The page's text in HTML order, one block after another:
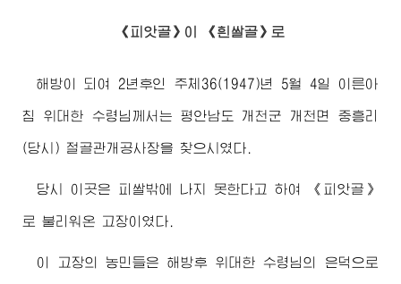
《피앗골》이 《흰쌀골》로
해방이 되여 2년후인 주체36(1947)년 5월 4일 이른아
침 위대한 수령님께서 는 평안남도 개천군 개천면 중흥리
(당시) 절골관개공사장을 찾으시였다.
당시 이곳은 피쌀밖에 나지 못한다고 하여 《피앗골》
로 불리워온 고장이였다.
이 고장의 농민들은 해방후 위대한 수령님의 은덕으로